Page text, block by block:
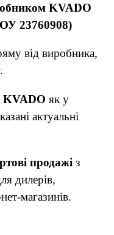
KVADO
23760908)
від виробника,
KVADO як у
актуальні
продажі з
дилерів,
магазинів.